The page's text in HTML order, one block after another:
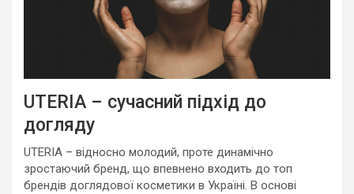
UTERIA – сучасний підхід до
догляду
UTERIA – відносно молодий, проте динамічно
зростаючий бренд, що впевнено входить до топ
брендів доглядової косметики в Україні. В основі